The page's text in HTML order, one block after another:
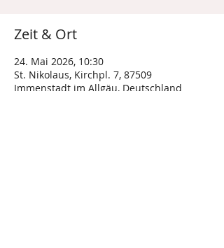
Zeit & Ort
24. Mai 2026, 10:30
St. Nikolaus, Kirchpl. 7, 87509
Immenstadt im Allgäu, Deutschland